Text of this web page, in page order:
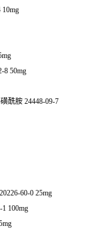
10mg
8 50mg
酰胺 24448-09-7
60-0 25mg
100mg